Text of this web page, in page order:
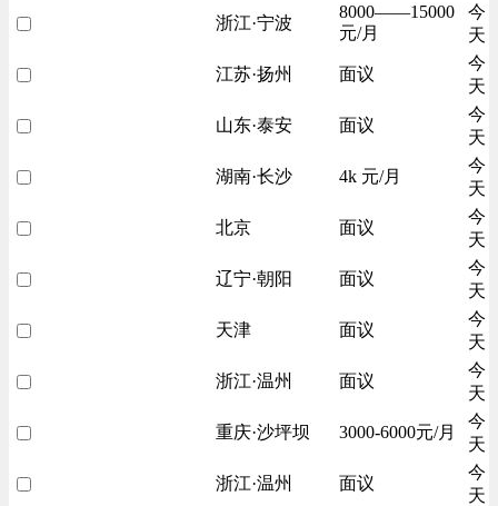
浙江·宁波
8000——15000
元/月
今
天
江苏·扬州 面议
今
天
山东·泰安 面议
今
天
湖南·长沙 4k 元/月
今
天
北京 面议
今
天
辽宁·朝阳 面议
今
天
天津 面议
今
天
浙江·温州 面议
今
天
重庆·沙坪坝 3000-6000元/月
今
天
浙江·温州 面议
今
天